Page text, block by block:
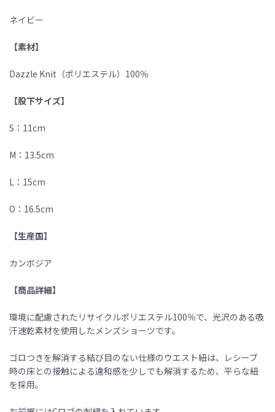
ネイビー
【素材】
Dazzle Knit（ポリエステル）100％
【股下サイズ】
S：11cm
M：13.5cm
L：15cm
O：16.5cm
【生産国】
カンボジア
【商品詳細】
環境に配慮されたリサイクルポリエステル100％で、光沢のある吸
汗速乾素材を使用したメンズショーツです。
ゴロつきを解消する結び目のない仕様のウエスト紐は、レシーブ
時の床との接触による違和感を少しでも解消するため、平らな紐
を採用。